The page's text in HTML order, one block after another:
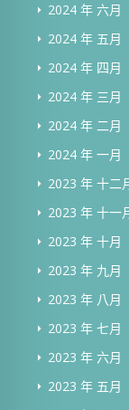
2024 年 六月
2024 年 五月
2024 年 四月
2024 年 三月
2024 年 二月
2024 年 一月
2023 年 十二
2023 年 十一
2023 年 十月
2023 年 九月
2023 年 八月
2023 年 七月
2023 年 六月
2023 年 五月